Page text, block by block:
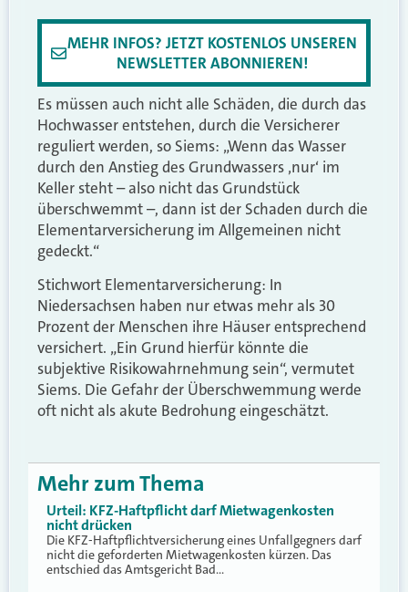
MEHR INFOS? JETZT KOSTENLOS UNSEREN
NEWSLETTER ABONNIEREN!
Es müssen auch nicht alle Schäden, die durch das
Hochwasser entstehen, durch die Versicherer
reguliert werden, so Siems: „Wenn das Wasser
durch den Anstieg des Grundwassers ‚nur‘ im
Keller steht – also nicht das Grundstück
überschwemmt –, dann ist der Schaden durch die
Elementarversicherung im Allgemeinen nicht
gedeckt.“
Stichwort Elementarversicherung: In
Niedersachsen haben nur etwas mehr als 30
Prozent der Menschen ihre Häuser entsprechend
versichert. „Ein Grund hierfür könnte die
subjektive Risikowahrnehmung sein“, vermutet
Siems. Die Gefahr der Überschwemmung werde
oft nicht als akute Bedrohung eingeschätzt.
Mehr zum Thema
Urteil: KFZ-Haftpflicht darf Mietwagenkosten
nicht drücken
Die KFZ-Haftpflichtversicherung eines Unfallgegners darf
nicht die geforderten Mietwagenkosten kürzen. Das
entschied das Amtsgericht Bad…